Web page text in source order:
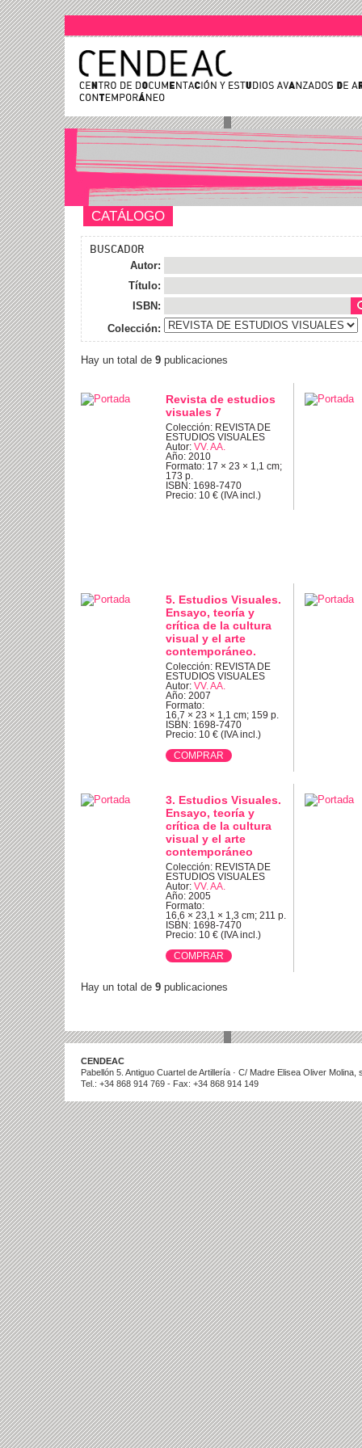
CATÁLOGO
BUSCADOR
Autor:
Título:
ISBN:
Colección:
Hay un total de 9 publicaciones
Revista de estudios
visuales 7
Colección: REVISTA DE
ESTUDIOS VISUALES
Autor: VV. AA.
Año: 2010
Formato: 17 × 23 × 1,1 cm;
173 p.
ISBN: 1698-7470
Precio: 10 € (IVA incl.)
5. Estudios Visuales.
Ensayo, teoría y
crítica de la cultura
visual y el arte
contemporáneo.
Colección: REVISTA DE
ESTUDIOS VISUALES
Autor: VV. AA.
Año: 2007
Formato:
16,7 × 23 × 1,1 cm; 159 p.
ISBN: 1698-7470
Precio: 10 € (IVA incl.)
3. Estudios Visuales.
Ensayo, teoría y
crítica de la cultura
visual y el arte
contemporáneo
Colección: REVISTA DE
ESTUDIOS VISUALES
Autor: VV. AA.
Año: 2005
Formato:
16,6 × 23,1 × 1,3 cm; 211 p.
ISBN: 1698-7470
Precio: 10 € (IVA incl.)
Hay un total de 9 publicaciones
CENDEAC
Pabellón 5. Antiguo Cuartel de Artillería · C/ Madre Elisea Oliver
Tel.: +34 868 914 769 - Fax: +34 868 914 149